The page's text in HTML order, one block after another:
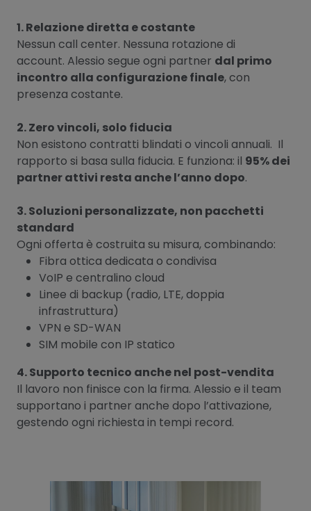
1. Relazione diretta e costante
Nessun call center. Nessuna rotazione di
account. Alessio segue ogni partner dal primo
incontro alla configurazione finale, con
presenza costante.
2. Zero vincoli, solo fiducia
Non esistono contratti blindati o vincoli annuali. Il
rapporto si basa sulla fiducia. E funziona: il 95% dei
partner attivi resta anche l’anno dopo.
3. Soluzioni personalizzate, non pacchetti
standard
Ogni offerta è costruita su misura, combinando:
Fibra ottica dedicata o condivisa
VoIP e centralino cloud
Linee di backup (radio, LTE, doppia
infrastruttura)
VPN e SD-WAN
SIM mobile con IP statico
4. Supporto tecnico anche nel post-vendita
Il lavoro non finisce con la firma. Alessio e il team
supportano i partner anche dopo l’attivazione,
gestendo ogni richiesta in tempi record.